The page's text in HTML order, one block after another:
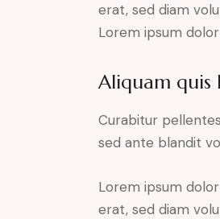
erat, sed diam
Lorem ipsum
Aliquam
Curabitur
sed ante blandit
Lorem ipsum
erat, sed diam